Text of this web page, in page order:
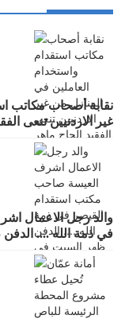
نقابة أصحاب مكاتب
غير الاردنيين تنعى
والد رجل الاعمال
في ذمة الله ....
صانور بحي الرشيد